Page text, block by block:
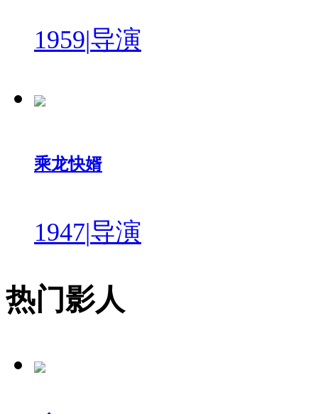
1959|导演
乘龙快婿
1947|导演
热门影人